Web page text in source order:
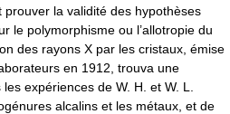
la validité des hypothèses
le polymorphisme ou l’allotropie du
des rayons X par les cristaux, émise
en 1912, trouva une
expériences de W. H. et W. L.
alcalins et les métaux, et de